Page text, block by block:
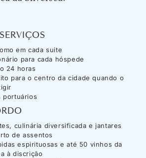
em cada suite
para cada hóspede
24 horas
para o centro da cidade quando o
portuários
culinária diversificada e jantares
de assentos
espirituosas e até 50 vinhos da
à discrição